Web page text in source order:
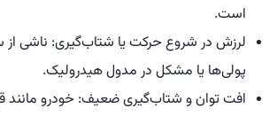
است.
لرزش در شروع حرکت یا شتاب‌گیری: ناشی
پولی‌ها یا مشکل در مدول هیدرولیک.
افت توان و شتاب‌گیری ضعیف: خودرو مانند